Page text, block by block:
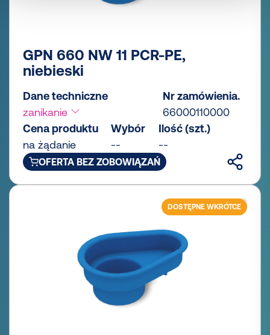
GPN 660 NW 11 PCR-PE,
niebieski
Dane techniczne
zanikanie
Nr zamówienia.
66000110000
Cena produktu
na żądanie
Wybór
--
Ilość (szt.)
--
OFERTA BEZ ZOBOWIĄZAŃ
DOSTĘPNE WKRÓTCE